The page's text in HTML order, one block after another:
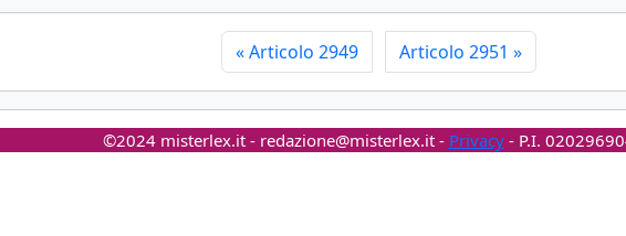
«Articolo 2949 Articolo 2951 »
©2024 misterlex.it - redazione@misterlex.it- Privacy- P.I.